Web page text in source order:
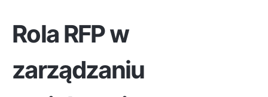
Rola RFP w
zarządzaniu